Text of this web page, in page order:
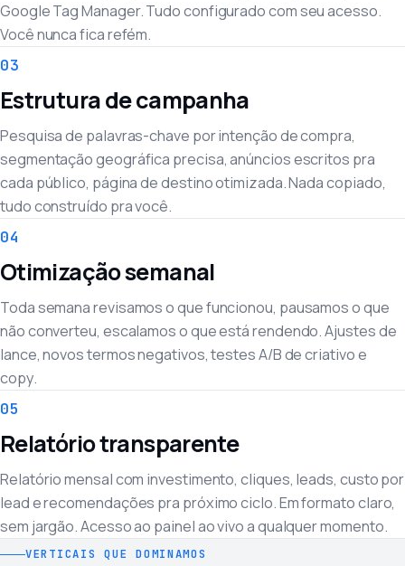
Google Tag Manager. Tudo configurado com seu acesso.
Você nunca fica refém.
03
Estrutura de campanha
Pesquisa de palavras-chave por intenção de compra,
segmentação geográfica precisa, anúncios escritos pra
cada público, página de destino otimizada. Nada copiado,
tudo construído pra você.
04
Otimização semanal
Toda semana revisamos o que funcionou, pausamos o que
não converteu, escalamos o que está rendendo. Ajustes de
lance, novos termos negativos, testes A/B de criativo e
copy.
05
Relatório transparente
Relatório mensal com investimento, cliques, leads, custo por
lead e recomendações pra próximo ciclo. Em formato claro,
sem jargão. Acesso ao painel ao vivo a qualquer momento.
VERTICAIS QUE DOMINAMOS